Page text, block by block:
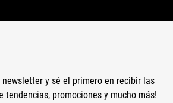
newsletter y sé el primero en recibir las
tendencias, promociones y mucho más!